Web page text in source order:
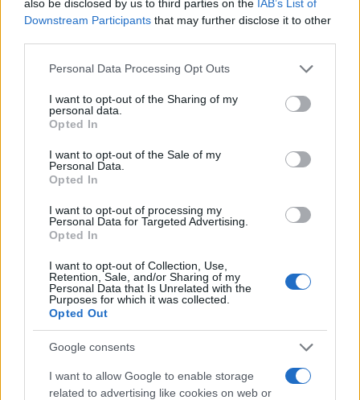
also be disclosed by us to third parties on the IAB’s List of
Downstream Participants that may further disclose it to other
Please note that this website/app uses one or more Google
not limited to your visit or usage behaviour. You may click to
grant or deny consent to Google and its third-party tags to
use your data for below specified purposes in below Google
consent section.
Personal Data Processing Opt Outs
I want to opt-out of the Sharing of my
personal data.
Opted In
I want to opt-out of the Sale of my
Personal Data.
Opted In
I want to opt-out of processing my
Personal Data for Targeted Advertising.
Opted In
I want to opt-out of Collection, Use,
Retention, Sale, and/or Sharing of my
Personal Data that Is Unrelated with the
Purposes for which it was collected.
Opted Out
Google consents
I want to allow Google to enable storage
related to advertising like cookies on web or
Continue lendo